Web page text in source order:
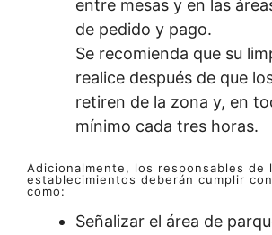
entre mesas y en las
de pedido y pago.
Se recomienda que su
realice después de que
retiren de la zona y, en
mínimo cada tres horas.
Adicionalmente, los responsables de
establecimientos deberán cumplir
como:
Señalizar el área de